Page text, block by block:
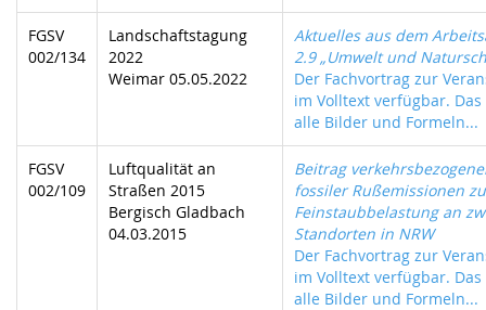
FGSV
002/134
Landschaftstagung
2022
Weimar 05.05.2022
Aktuelles aus dem
2.9 „Umwelt und
Der Fachvortrag zur
im Volltext verfügbar. Das
alle Bilder und Formeln...
FGSV
002/109
Luftqualität an
Straßen 2015
Bergisch Gladbach
04.03.2015
Beitrag
fossiler Rußemissionen
Feinstaubbelastung an
Standorten in NRW
Der Fachvortrag zur
im Volltext verfügbar. Das
alle Bilder und Formeln...